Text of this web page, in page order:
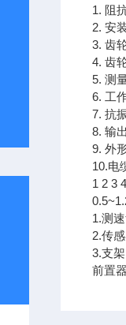
1. 阻
2. 安
3. 齿
4. 齿
5. 测
6. 工
7. 抗
8. 输
9. 外
10.电
1 2 3
1.测
2.传
3.支架
前置